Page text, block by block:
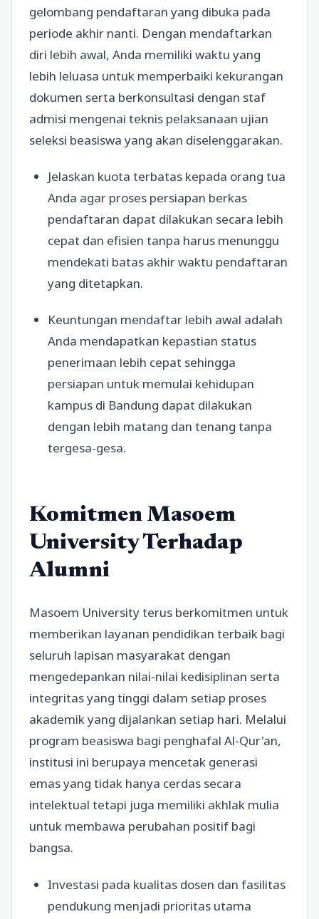
gelombang pendaftaran yang dibuka pada
periode akhir nanti. Dengan mendaftarkan
diri lebih awal, Anda memiliki waktu yang
lebih leluasa untuk memperbaiki kekurangan
dokumen serta berkonsultasi dengan staf
admisi mengenai teknis pelaksanaan ujian
seleksi beasiswa yang akan diselenggarakan.
Jelaskan kuota terbatas kepada orang tua
Anda agar proses persiapan berkas
pendaftaran dapat dilakukan secara lebih
cepat dan efisien tanpa harus menunggu
mendekati batas akhir waktu pendaftaran
yang ditetapkan.
Keuntungan mendaftar lebih awal adalah
Anda mendapatkan kepastian status
penerimaan lebih cepat sehingga
persiapan untuk memulai kehidupan
kampus di Bandung dapat dilakukan
dengan lebih matang dan tenang tanpa
tergesa-gesa.
Komitmen Masoem
University Terhadap
Alumni
Masoem University terus berkomitmen untuk
memberikan layanan pendidikan terbaik bagi
seluruh lapisan masyarakat dengan
mengedepankan nilai-nilai kedisiplinan serta
integritas yang tinggi dalam setiap proses
akademik yang dijalankan setiap hari. Melalui
program beasiswa bagi penghafal Al-Qur'an,
institusi ini berupaya mencetak generasi
emas yang tidak hanya cerdas secara
intelektual tetapi juga memiliki akhlak mulia
untuk membawa perubahan positif bagi
bangsa.
Investasi pada kualitas dosen dan fasilitas
pendukung menjadi prioritas utama